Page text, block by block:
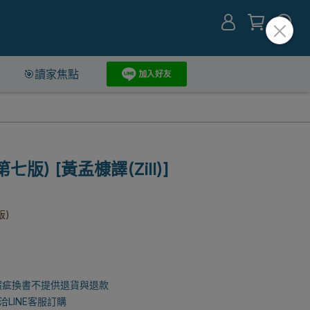
🎯讀家焦點
七版) [黃孟槺譯(Zill)]
)
換書不提供退貨與退款
LINE客服訂購